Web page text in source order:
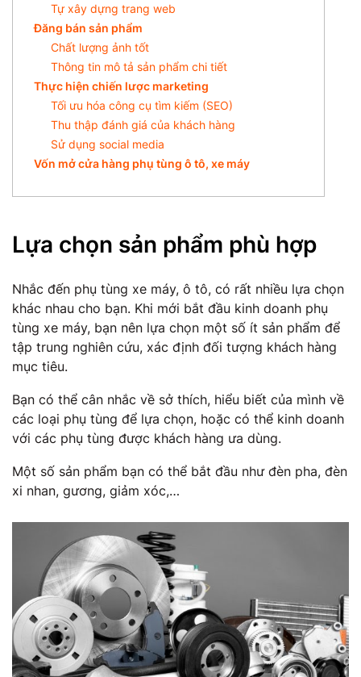
Tự xây dựng trang web
Đăng bán sản phẩm
Chất lượng ảnh tốt
Thông tin mô tả sản phẩm chi tiết
Thực hiện chiến lược marketing
Tối ưu hóa công cụ tìm kiếm (SEO)
Thu thập đánh giá của khách hàng
Sử dụng social media
Vốn mở cửa hàng phụ tùng ô tô, xe máy
Lựa chọn sản phẩm phù hợp
Nhắc đến phụ tùng xe máy, ô tô, có rất nhiều lựa chọn
khác nhau cho bạn. Khi mới bắt đầu kinh doanh phụ
tùng xe máy, bạn nên lựa chọn một số ít sản phẩm để
tập trung nghiên cứu, xác định đối tượng khách hàng
mục tiêu.
Bạn có thể cân nhắc về sở thích, hiểu biết của mình về
các loại phụ tùng để lựa chọn, hoặc có thể kinh doanh
với các phụ tùng được khách hàng ưa dùng.
Một số sản phẩm bạn có thể bắt đầu như đèn pha, đèn
xi nhan, gương, giảm xóc,…